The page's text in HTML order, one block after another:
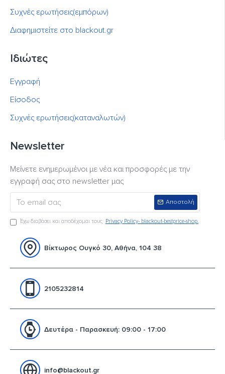
Συχνές ερωτήσεις(εμπόρων)
Διαφημιστείτε στο blackout.gr
Ιδιώτες
Εγγραφή
Είσοδος
Συχνές ερωτήσεις(καταναλωτών)
Newsletter
Μείνετε ενημερωμένοι με νέα και προσφορές με την
εγγραφή σας στο newsletter μας
Αποστολή
Έχω διαβάσει και αποδέχομαι τους Privacy Policy- blackout-bestprice-shop.
Βίκτωρος Ουγκό 30, Αθήνα, 104 38
2105232814
Δευτέρα - Παρασκευή: 09:00 - 17:00
info@blackout.gr